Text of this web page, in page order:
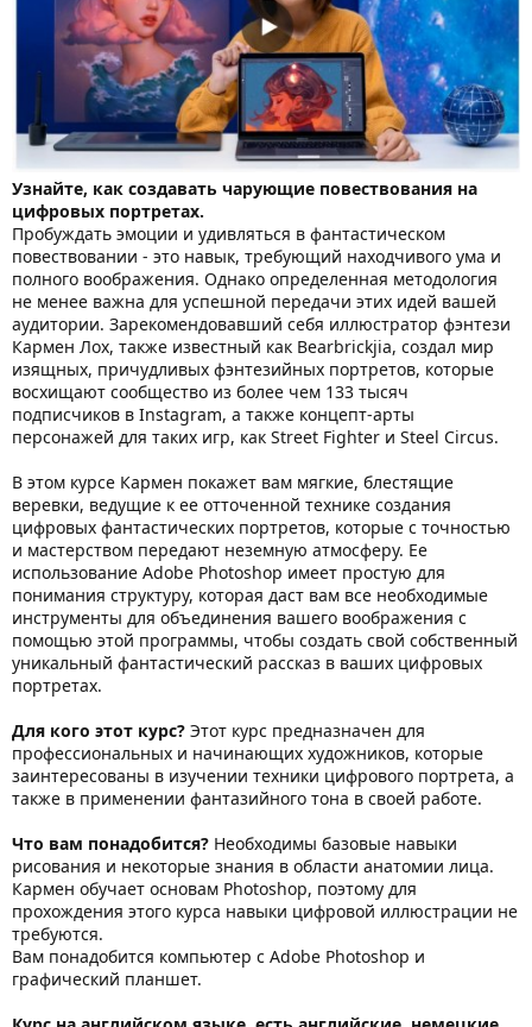
Узнайте, как создавать чарующие повествования на
цифровых портретах.
Пробуждать эмоции и удивляться в фантастическом
повествовании - это навык, требующий находчивого ума и
полного воображения. Однако определенная методология
не менее важна для успешной передачи этих идей вашей
аудитории. Зарекомендовавший себя иллюстратор фэнтези
Кармен Лох, также известный как Bearbrickjia, создал мир
изящных, причудливых фэнтезийных портретов, которые
восхищают сообщество из более чем 133 тысяч
подписчиков в Instagram, а также концепт-арты
персонажей для таких игр, как Street Fighter и Steel Circus.
В этом курсе Кармен покажет вам мягкие, блестящие
веревки, ведущие к ее отточенной технике создания
цифровых фантастических портретов, которые с точностью
и мастерством передают неземную атмосферу. Ее
использование Adobe Photoshop имеет простую для
понимания структуру, которая даст вам все необходимые
инструменты для объединения вашего воображения с
помощью этой программы, чтобы создать свой собственный
уникальный фантастический рассказ в ваших цифровых
портретах.
Для кого этот курс? Этот курс предназначен для
профессиональных и начинающих художников, которые
заинтересованы в изучении техники цифрового портрета, а
также в применении фантазийного тона в своей работе.
Что вам понадобится? Необходимы базовые навыки
рисования и некоторые знания в области анатомии лица.
Кармен обучает основам Photoshop, поэтому для
прохождения этого курса навыки цифровой иллюстрации не
требуются.
Вам понадобится компьютер с Adobe Photoshop и
графический планшет.